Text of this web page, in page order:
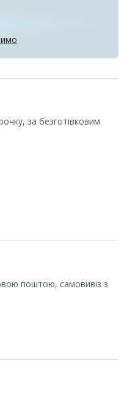
за безготівковим
поштою, самовивіз з